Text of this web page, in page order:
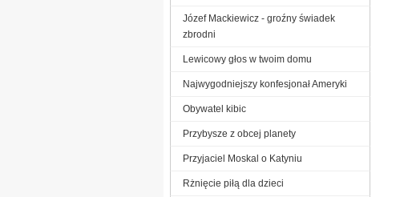
Józef Mackiewicz - groźny świadek
zbrodni
Lewicowy głos w twoim domu
Najwygodniejszy konfesjonał Ameryki
Obywatel kibic
Przybysze z obcej planety
Przyjaciel Moskal o Katyniu
Rżnięcie piłą dla dzieci